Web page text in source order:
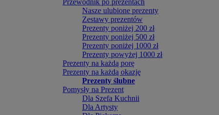
Przewodnik po prezentach
Nasze ulubione prezenty
Zestawy prezentów
Prezenty poniżej 200 zł
Prezenty poniżej 500 zł
Prezenty poniżej 1000 zł
Prezenty powyżej 1000 zł
Prezenty na każdą porę
Prezenty na każdą okazję
Prezenty ślubne
Pomysły na Prezent
Dla Szefa Kuchnii
Dla Artysty